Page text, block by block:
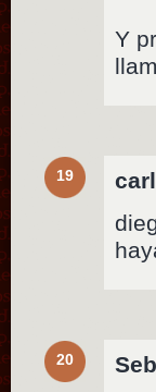
Y
19
20